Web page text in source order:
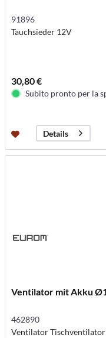
91896
Tauchsieder 12V
30,80 €
Subito pronto per la
Details
Ventilator mit Akku
462890
Ventilator Tischventilator